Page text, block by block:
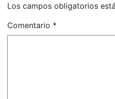
Los campos obligatorios
Comentario *